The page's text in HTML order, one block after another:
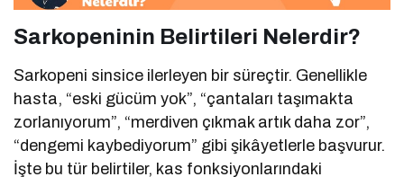
Sarkopeninin Belirtileri Nelerdir?
Sarkopeni sinsice ilerleyen bir süreçtir. Genellikle
hasta, “eski gücüm yok”, “çantaları taşımakta
zorlanıyorum”, “merdiven çıkmak artık daha zor”,
“dengemi kaybediyorum” gibi şikâyetlerle başvurur.
İşte bu tür belirtiler, kas fonksiyonlarındaki